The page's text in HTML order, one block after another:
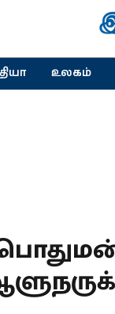
உலகம்